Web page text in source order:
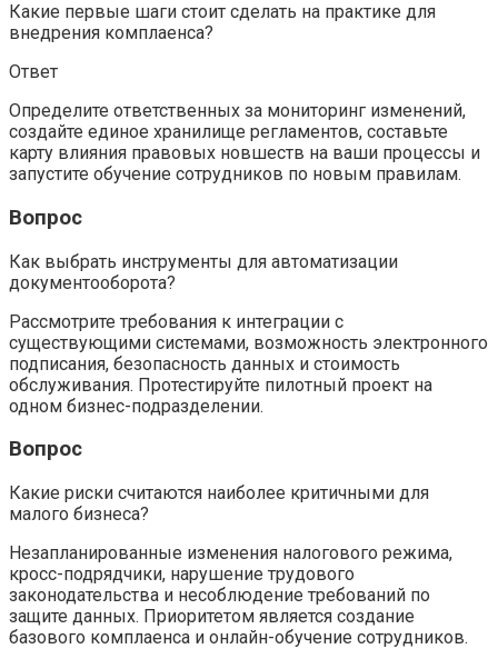
Какие первые шаги стоит сделать на практике для
внедрения комплаенса?
Ответ
Определите ответственных за мониторинг изменений,
создайте единое хранилище регламентов, составьте
карту влияния правовых новшеств на ваши процессы и
запустите обучение сотрудников по новым правилам.
Вопрос
Как выбрать инструменты для автоматизации
документооборота?
Рассмотрите требования к интеграции с
существующими системами, возможность электронного
подписания, безопасность данных и стоимость
обслуживания. Протестируйте пилотный проект на
одном бизнес-подразделении.
Вопрос
Какие риски считаются наиболее критичными для
малого бизнеса?
Незапланированные изменения налогового режима,
кросс-подрядчики, нарушение трудового
законодательства и несоблюдение требований по
защите данных. Приоритетом является создание
базового комплаенса и онлайн-обучение сотрудников.